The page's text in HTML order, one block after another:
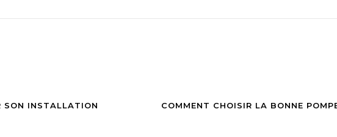
SON INSTALLATION
COMMENT CHOISIR LA BONNE